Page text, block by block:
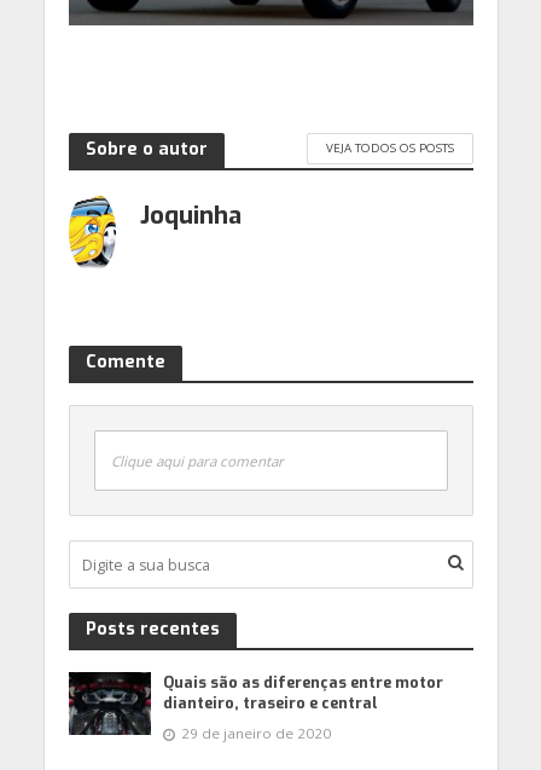
Sobre o autor VEJA TODOS OS POSTS
Joquinha
Comente
Clique aqui para comentar
Posts recentes
Quais são as diferenças entre motor
dianteiro, traseiro e central
29 de janeiro de 2020